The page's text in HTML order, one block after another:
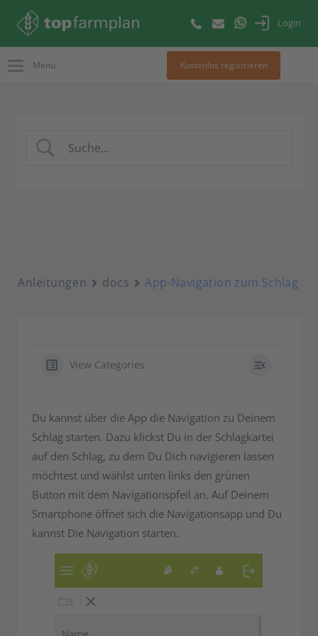
Login
Menü Kostenlos registrieren
Anleitungen docs App-Navigation zum Schlag
View Categories
Du kannst über die App die Navigation zu Deinem
Schlag starten. Dazu klickst Du in der Schlagkartei
auf den Schlag, zu dem Du Dich navigieren lassen
möchtest und wählst unten links den grünen
Button mit dem Navigationspfeil an. Auf Deinem
Smartphone öffnet sich die Navigationsapp und Du
kannst Die Navigation starten.